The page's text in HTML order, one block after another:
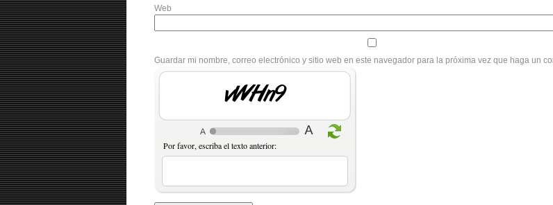
Web
Guardar mi nombre, correo electrónico y sitio web en este navegador para la próxima vez que haga un
IEKTJ
Por favor, escriba el texto anterior: